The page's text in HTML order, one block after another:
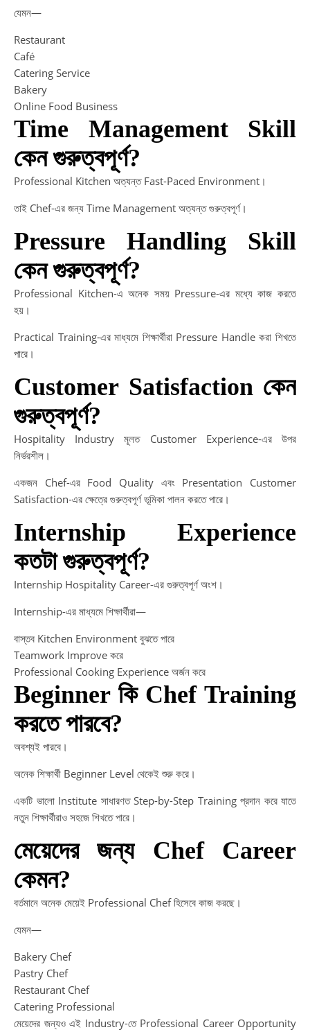
যেমন—
Restaurant
Café
Catering Service
Bakery
Online Food Business
Time Management Skill
কেন গুরুত্বপূর্ণ?
Professional Kitchen অত্যন্ত Fast-Paced Environment।
তাই Chef-এর জন্য Time Management অত্যন্ত গুরুত্বপূর্ণ।
Pressure Handling Skill
কেন গুরুত্বপূর্ণ?
Professional Kitchen-এ অনেক সময় Pressure-এর মধ্যে কাজ করতে
হয়।
Practical Training-এর মাধ্যমে শিক্ষার্থীরা Pressure Handle করা শিখতে
পারে।
Customer Satisfaction কেন
গুরুত্বপূর্ণ?
Hospitality Industry মূলত Customer Experience-এর উপর
নির্ভরশীল।
একজন Chef-এর Food Quality এবং Presentation Customer
Satisfaction-এর ক্ষেত্রে গুরুত্বপূর্ণ ভূমিকা পালন করতে পারে।
Internship Experience
কতটা গুরুত্বপূর্ণ?
Internship Hospitality Career-এর গুরুত্বপূর্ণ অংশ।
Internship-এর মাধ্যমে শিক্ষার্থীরা—
বাস্তব Kitchen Environment বুঝতে পারে
Teamwork Improve করে
Professional Cooking Experience অর্জন করে
Beginner কি Chef Training
করতে পারবে?
অবশ্যই পারবে।
অনেক শিক্ষার্থী Beginner Level থেকেই শুরু করে।
একটি ভালো Institute সাধারণত Step-by-Step Training প্রদান করে যাতে
নতুন শিক্ষার্থীরাও সহজে শিখতে পারে।
মেয়েদের জন্য Chef Career
কেমন?
বর্তমানে অনেক মেয়েই Professional Chef হিসেবে কাজ করছে।
যেমন—
Bakery Chef
Pastry Chef
Restaurant Chef
Catering Professional
মেয়েদের জন্যও এই Industry-তে Professional Career Opportunity